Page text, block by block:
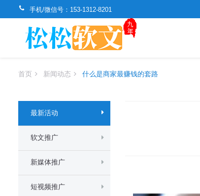
手机/微信号： 153-1312-8201
首页 新闻动态 什么是商家最赚钱的套路
最新活动
软文推广
新媒体推广
短视频推广